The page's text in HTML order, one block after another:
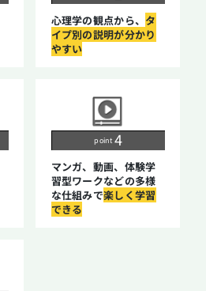
心理学の観点から、 タ
イプ別の説明が分かり
やすい
point
マンガ、動画、体験学
習型ワークなどの多様
な仕組みで楽しく学習
できる